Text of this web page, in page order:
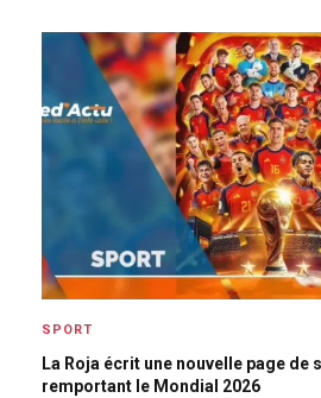
SPORT
La Roja écrit une nouvelle page de
remportant le Mondial 2026